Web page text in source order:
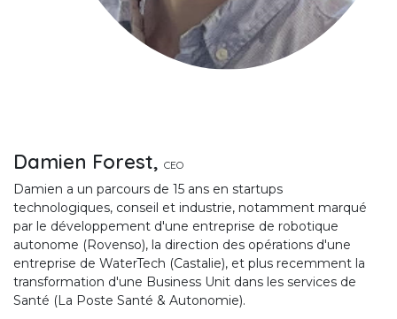
Damien Forest, CEO
Damien a un parcours de 15 ans en startups
technologiques, conseil et industrie, notamment marqué
par le développement d'une entreprise de robotique
autonome (Rovenso), la direction des opérations d'une
entreprise de WaterTech (Castalie), et plus recemment la
transformation d'une Business Unit dans les services de
Santé (La Poste Santé & Autonomie).